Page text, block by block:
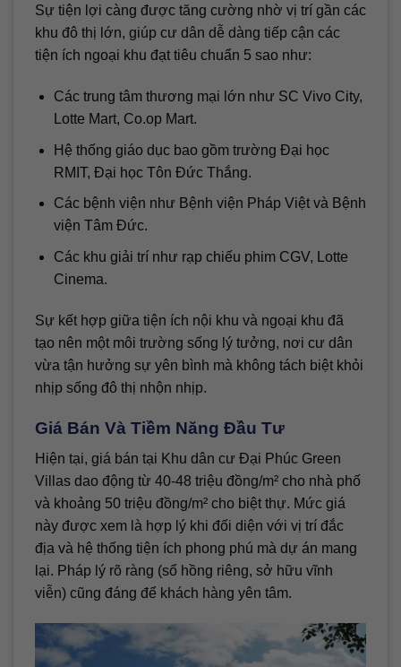
Sự tiện lợi càng được tăng cường nhờ vị trí gần các
khu đô thị lớn, giúp cư dân dễ dàng tiếp cận các
tiện ích ngoại khu đạt tiêu chuẩn 5 sao như:
Các trung tâm thương mại lớn như SC Vivo City,
Lotte Mart, Co.op Mart.
Hệ thống giáo dục bao gồm trường Đại học
RMIT, Đại học Tôn Đức Thắng.
Các bệnh viện như Bệnh viện Pháp Việt và Bệnh
viện Tâm Đức.
Các khu giải trí như rạp chiếu phim CGV, Lotte
Cinema.
Sự kết hợp giữa tiện ích nội khu và ngoại khu đã
tạo nên một môi trường sống lý tưởng, nơi cư dân
vừa tận hưởng sự yên bình mà không tách biệt khỏi
nhịp sống đô thị nhộn nhịp.
Giá Bán Và Tiềm Năng Đầu Tư
Hiện tại, giá bán tại Khu dân cư Đại Phúc Green
Villas dao động từ 40-48 triệu đồng/m² cho nhà phố
và khoảng 50 triệu đồng/m² cho biệt thự. Mức giá
này được xem là hợp lý khi đối diện với vị trí đắc
địa và hệ thống tiện ích phong phú mà dự án mang
lại. Pháp lý rõ ràng (sổ hồng riêng, sở hữu vĩnh
viễn) cũng đáng để khách hàng yên tâm.